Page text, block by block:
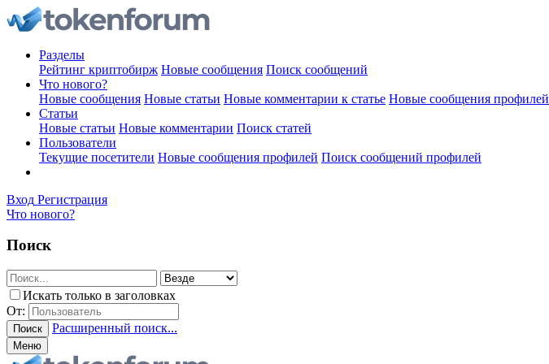
Разделы
Рейтинг криптобирж Новые сообщения Поиск сообщений
Что нового?
Новые сообщения Новые статьи Новые комментарии к статье Новые сообщения профилей
Статьи
Новые статьи Новые комментарии Поиск статей
Пользователи
Текущие посетители Новые сообщения профилей Поиск сообщений профилей
Вход Регистрация
Что нового?
Поиск
Искать только в заголовках
От:
Поиск Расширенный поиск...
Меню